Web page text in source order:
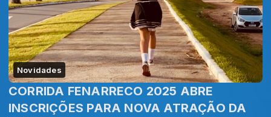
Novidades
CORRIDA FENARRECO 2025 ABRE
INSCRIÇÕES PARA NOVA ATRAÇÃO DA